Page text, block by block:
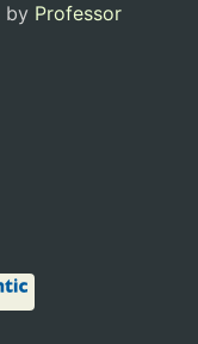
by Professor